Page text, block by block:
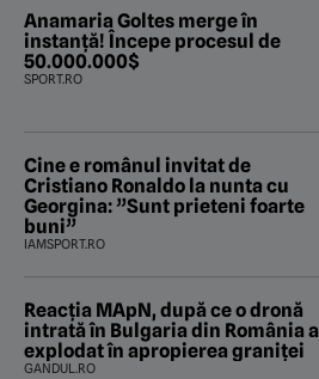
Anamaria Goltes merge în
instanță! Începe procesul de
50.000.000$
SPORT.RO
Cine e românul invitat de
Cristiano Ronaldo la nunta cu
Georgina: ”Sunt prieteni foarte
buni”
IAMSPORT.RO
Reacția MApN, după ce o dronă
intrată în Bulgaria din România a
explodat în apropierea graniței
GANDUL.RO